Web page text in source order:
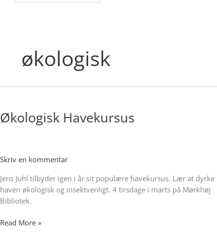
økologisk
Økologisk Havekursus
Skriv en kommentar
Jens Juhl tilbyder igen i år sit populære havekursus. Lær at dyrke
haven økologisk og insektvenligt. 4 tirsdage i marts på Mørkhøj
Bibliotek.
Read More »